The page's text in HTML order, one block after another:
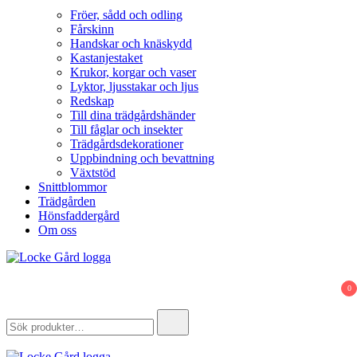
Fröer, sådd och odling
Fårskinn
Handskar och knäskydd
Kastanjestaket
Krukor, korgar och vaser
Lyktor, ljusstakar och ljus
Redskap
Till dina trädgårdshänder
Till fåglar och insekter
Trädgårdsdekorationer
Uppbindning och bevattning
Växtstöd
Snittblommor
Trädgården
Hönsfaddergård
Om oss
0
for: